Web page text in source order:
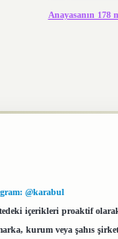
Anayasanın 178
@karabul
içerikleri proaktif
kurum veya şahıs